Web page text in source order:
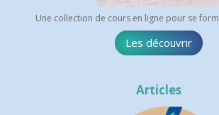
Une collection de cours en ligne pour se
Les découvrir
Articles